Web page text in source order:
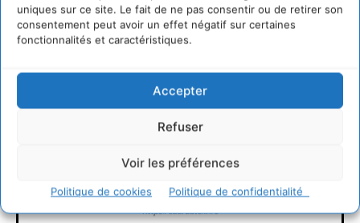
uniques sur ce site. Le fait de ne pas consentir ou de retirer son
consentement peut avoir un effet négatif sur certaines
fonctionnalités et caractéristiques.
Accepter
Refuser
Voir les préférences
Politique de cookies Politique de confidentialité
CONNECTER POUR LAISSER UN COMMENTAIRE
Rédaction Cdurable
https:/cdurable.info